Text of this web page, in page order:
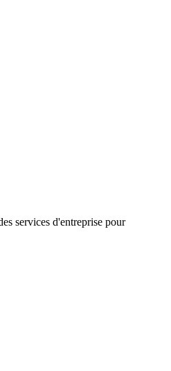
services d'entreprise pour